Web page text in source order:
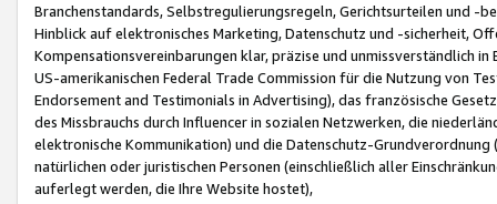
Branchenstandards, Selbstregulierungsregeln, Gerichtsurteilen und -
Hinblick auf elektronisches Marketing, Datenschutz und -sicherheit,
Kompensationsvereinbarungen klar, präzise und unmissverständlich
US-amerikanischen Federal Trade Commission für die Nutzung von
Endorsement and Testimonials in Advertising), das französische
des Missbrauchs durch Influencer in sozialen Netzwerken, die
elektronische Kommunikation) und die Datenschutz-
natürlichen oder juristischen Personen (einschließlich aller
auferlegt werden, die Ihre Website hostet),